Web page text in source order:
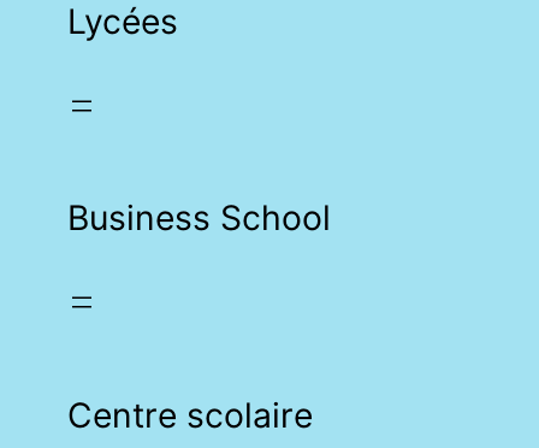
Lycées
Business School
Centre scolaire